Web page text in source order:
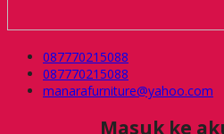
087770215088
087770215088
manarafurniture@yahoo.com
Masuk ke